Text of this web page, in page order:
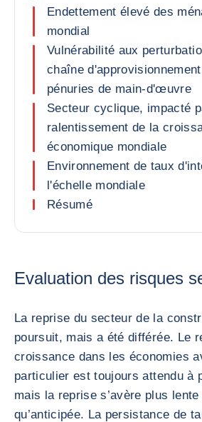
Endettement élevé des
mondial
Vulnérabilité aux
chaîne
pénuries de main-d'œuvre
Secteur cyclique, impacté
ralentissement de la
économique mondiale
Environnement de taux
l'échelle mondiale
Résumé
Evaluation des risques
La reprise du secteur de la
poursuit, mais a été différée. Le
croissance dans les économies
particulier est toujours attendu à
mais la reprise s’avère plus
qu’anticipée. La persistance de